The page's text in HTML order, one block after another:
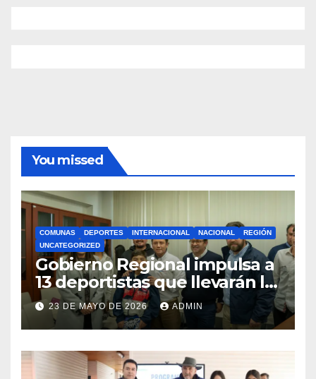
You missed
COMUNAS DEPORTES INTERNACIONAL NACIONAL
REGIÓN
UNCATEGORIZED
Gobierno Regional impulsa a
13 deportistas que llevarán la
bandera maulina a
competencias
internacionales
23 DE MAYO DE 2026 ADMIN